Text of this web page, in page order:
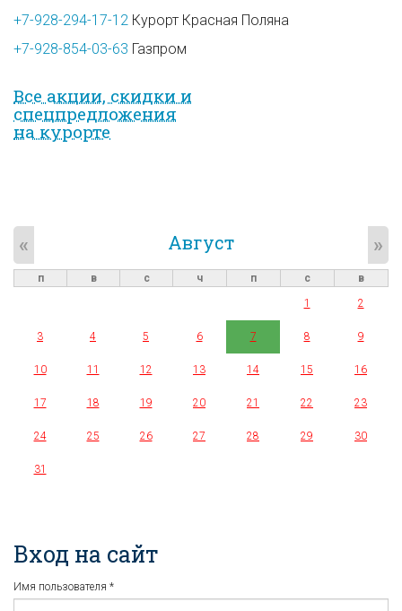
+7-928-294-17-12 Курорт Красная Поляна
+7-928-854-03-63 Газпром
Все акции, скидки и
спец­предложе­ния
на курорте
Август
« »
п в с ч п с
в
1
2
3 4 5 6 7 8 9
10 11 12 13 14 15 16
17 18 19 20 21 22 23
24 25 26 27 28 29 30
31
Вход на сайт
Имя пользователя *